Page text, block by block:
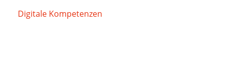
Digitale Kompetenzen